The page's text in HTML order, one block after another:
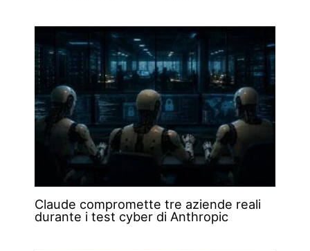
Claude compromette tre aziende reali
durante i test cyber di Anthropic